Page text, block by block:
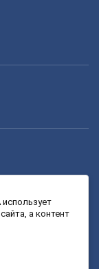
а контент